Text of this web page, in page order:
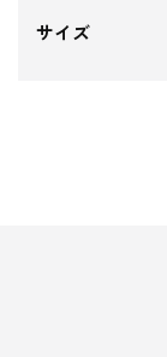
サイズ